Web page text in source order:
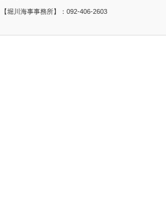
【堀川海事事務所】：092-406-2603